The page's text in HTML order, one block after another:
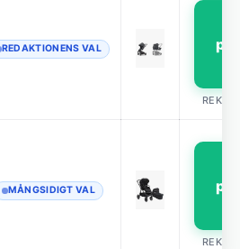
REDAKTIONENS VAL
MÅNGSIDIGT VAL